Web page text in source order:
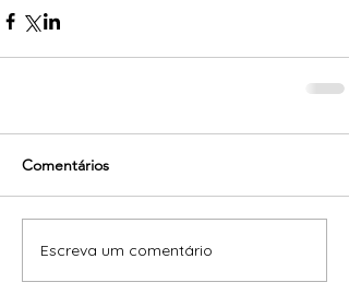
Comentários
Escreva um comentário